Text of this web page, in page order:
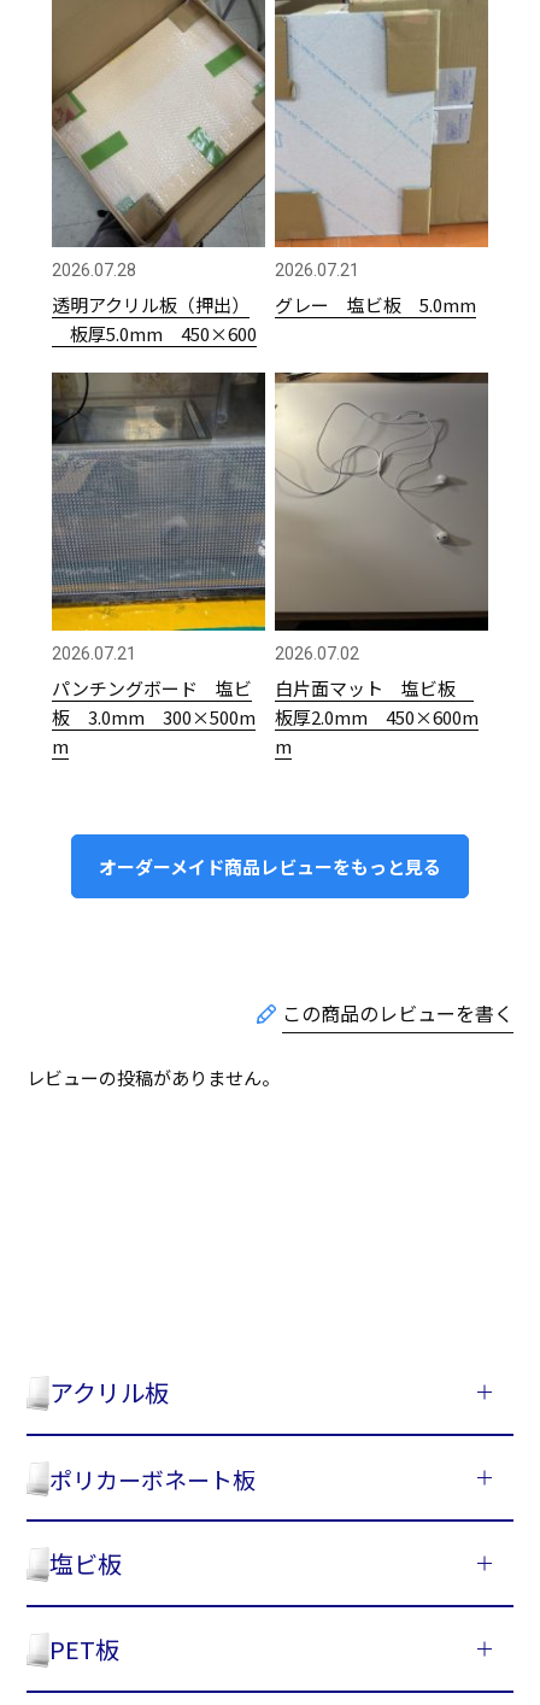
アクリル板
ポリカーボネート板
塩ビ板
PET板
2026.07.28
透明アクリル板（押出）
板厚5.0mm 450×600
2026.07.21
グレー 塩ビ板 5.0mm
2026.07.21
パンチングボード 塩ビ
板 3.0mm 300×500m
m
2026.07.02
白片面マット 塩ビ板
板厚2.0mm 450×600m
m
オーダーメイド商品レビューをもっと見る
レビューの投稿がありません。